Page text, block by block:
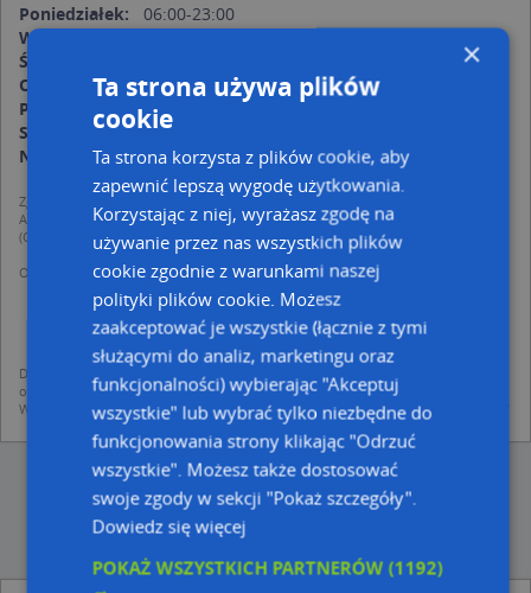
Poniedziałek:
06:00-23:00
Wtorek:
Środa:
Czwartek:
06:00-23:00
Piątek:
06:00-23:00
Sobota:
06:00-23:00
Niedziela:
11:00-18:00
Zgodnie z Rozporządzeniem PE i Rady (UE) o Ochronie Danych Osobowych
Administratorem (RODO), administratorem danych jest AutoMapa sp. z o.o.
(Operator) z siedzibą w Warszawie przy ulicy Domaniewskiej 37.
Operator przetwarza dane osobowe w celu:
dodania ich do bazy Targeo oraz publikacji w wyszukiwarce firm i na
mapach (art. 6 ust. 1 lit. f RODO)
udostępniania danych o firmach partnerom biznesowym operatora (art.
6 ust. 1 lit. f RODO)
Dane pochodzą z publicznych baz CEIDG, GUS, REGON, z firmowych stron www
oraz od podmiotów zewnętrznych.
Więcej informacji dot. RODO:http://regulamin.automapa.pl/odo_przetwarzanie/
×
Ta strona używa plików
cookie
Ta strona korzysta z plików cookie, aby
zapewnić lepszą wygodę użytkowania.
Korzystając z niej, wyrażasz zgodę na
używanie przez nas wszystkich plików
cookie zgodnie z warunkami naszej
polityki plików cookie. Możesz
zaakceptować je wszystkie (łącznie z tymi
służącymi do analiz, marketingu oraz
funkcjonalności) wybierając "Akceptuj
wszystkie" lub wybrać tylko niezbędne do
funkcjonowania strony klikając "Odrzuć
wszystkie". Możesz także dostosować
swoje zgody w sekcji "Pokaż szczegóły".
Dowiedz się więcej
POKAŻ WSZYSTKICH PARTNERÓW(1192)